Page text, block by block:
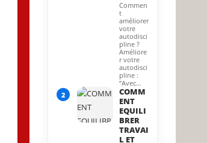
Commen
t
améliorer
votre
autodisci
pline ?
Améliore
r votre
autodisci
pline :
“Avec…
2
COMM
ENT
EQUILI
BRER
TRAVAI
L ET